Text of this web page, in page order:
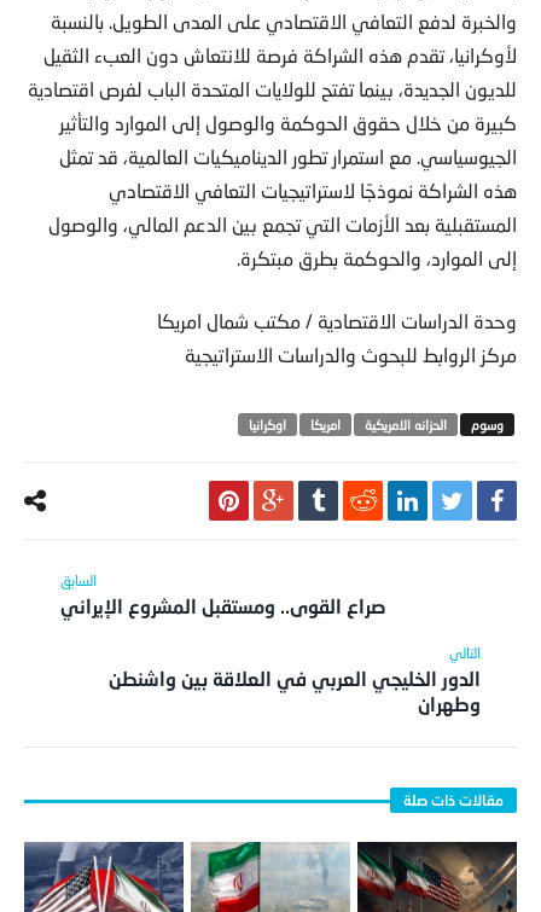
والخبرة لدفع التعافي الاقتصادي على المدى الطويل. بالنسبة
لأوكرانيا، تقدم هذه الشراكة فرصة للانتعاش دون العبء الثقيل
للديون الجديدة، بينما تفتح للولايات المتحدة الباب لفرص اقتصادية
كبيرة من خلال حقوق الحوكمة والوصول إلى الموارد والتأثير
الجيوسياسي. مع استمرار تطور الديناميكيات العالمية، قد تمثل
هذه الشراكة نموذجًا لاستراتيجيات التعافي الاقتصادي
المستقبلية بعد الأزمات التي تجمع بين الدعم المالي، والوصول
إلى الموارد، والحوكمة بطرق مبتكرة.
وحدة الدراسات الاقتصادية / مكتب شمال امريكا
مركز الروابط للبحوث والدراسات الاستراتيجية
الحزانه الامريكية امريكا‬ اوكرانيا
صراع القوى.. ومستقبل المشروع الإيراني
الدور الخليجي العربي في العلاقة بين واشنطن
وطهران